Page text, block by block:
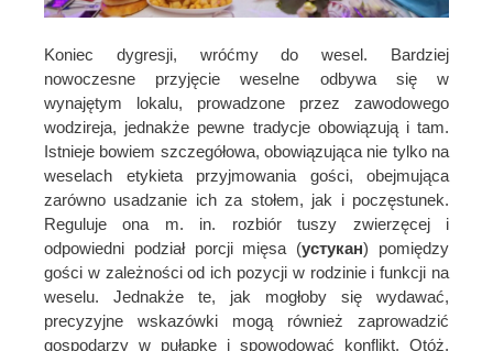
Koniec dygresji, wróćmy do wesel. Bardziej
nowoczesne przyjęcie weselne odbywa się w
wynajętym lokalu, prowadzone przez zawodowego
wodzireja, jednakże pewne tradycje obowiązują i tam.
Istnieje bowiem szczegółowa, obowiązująca nie tylko na
weselach etykieta przyjmowania gości, obejmująca
zarówno usadzanie ich za stołem, jak i poczęstunek.
Reguluje ona m. in. rozbiór tuszy zwierzęcej i
odpowiedni podział porcji mięsa (устукан) pomiędzy
gości w zależności od ich pozycji w rodzinie i funkcji na
weselu. Jednakże te, jak mogłoby się wydawać,
precyzyjne wskazówki mogą również zaprowadzić
gospodarzy w pułapkę i spowodować konflikt. Otóż,